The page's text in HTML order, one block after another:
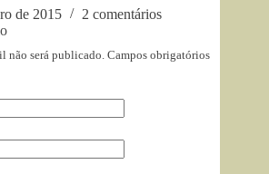
de 2015
2 comentários
não será publicado. Campos obrigatórios